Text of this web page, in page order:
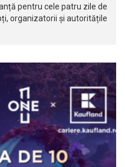
pentru cele patru zile de
organizatorii și autoritățile